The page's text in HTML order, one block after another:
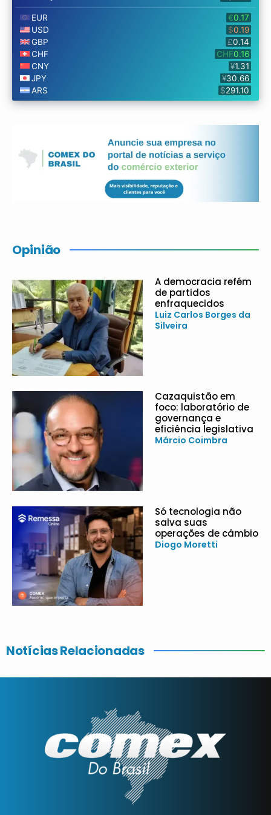
Opinião
A democracia refém
de partidos
enfraquecidos
Luiz Carlos Borges da
Silveira
Cazaquistão em
foco: laboratório de
governança e
eficiência legislativa
Márcio Coimbra
Só tecnologia não
salva suas
operações de câmbio
Diogo Moretti
Notícias Relacionadas